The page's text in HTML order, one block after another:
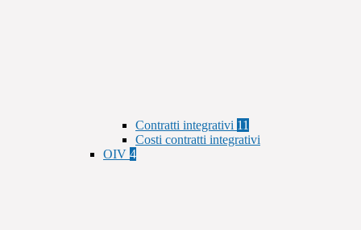
Contratti integrativi 11
Costi contratti integrativi
OIV 4